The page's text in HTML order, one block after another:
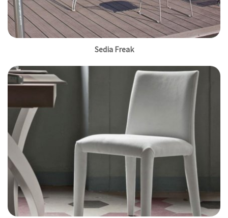
Sedia Freak